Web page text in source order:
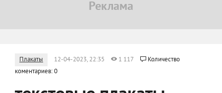
Плакаты 12-04-2023, 22:35 1 117
Количество
коментариев: 0